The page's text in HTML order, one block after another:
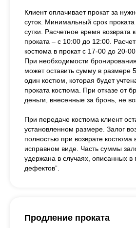
Клиент оплачивает прокат за
суток. Минимальный срок
сутки. Расчетное время возврата
проката – с 10:00 до 12:00.
костюма в прокат с 17-00 до 20-
При необходимости
может оставить сумму в размере
один костюм, которая будет
проката костюма. При отказе от
деньги, внесенные за бронь, не
При передаче костюма клиент
установленном размере. Залог
полностью при возврате костюма
исправном виде. Часть суммы
удержана в случаях, описанных в
дефектов”.
Продление проката